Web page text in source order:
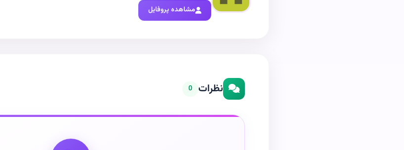
مشاهده پروفایل
نظرات 0